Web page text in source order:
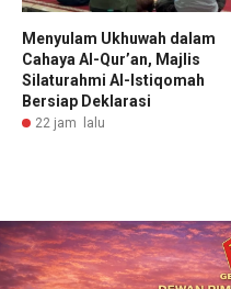
Menyulam Ukhuwah dalam
Cahaya Al-Qur’an, Majlis
Silaturahmi Al-Istiqomah
Bersiap Deklarasi
22 jam lalu